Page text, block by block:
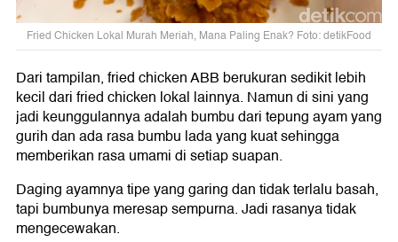
Fried Chicken Lokal Murah Meriah, Mana Paling Enak? Foto: detikFood
Dari tampilan, fried chicken ABB berukuran sedikit lebih
kecil dari fried chicken lokal lainnya. Namun di sini yang
jadi keunggulannya adalah bumbu dari tepung ayam yang
gurih dan ada rasa bumbu lada yang kuat sehingga
memberikan rasa umami di setiap suapan.
Daging ayamnya tipe yang garing dan tidak terlalu basah,
tapi bumbunya meresap sempurna. Jadi rasanya tidak
mengecewakan.